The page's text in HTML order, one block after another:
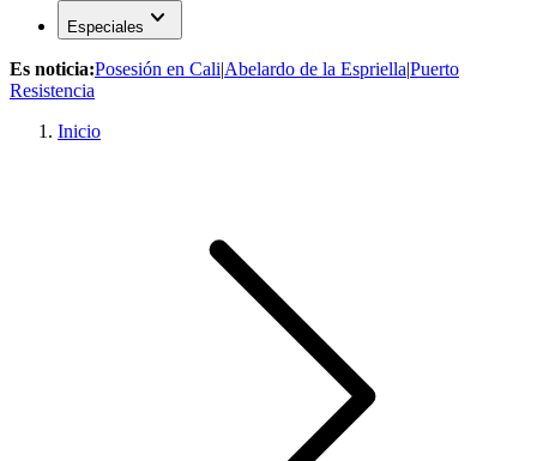
Especiales expand_more
Es noticia:Posesión en Cali|Abelardo de la Espriella|Puerto
Resistencia
Inicio